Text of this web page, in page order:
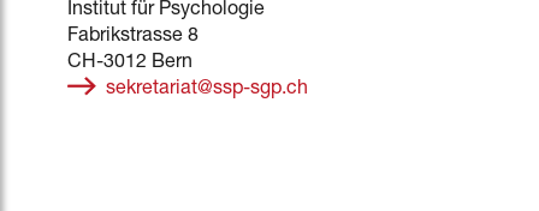
Institut für Psychologie
Fabrikstrasse 8
CH-3012 Bern
sekretariat@ssp-sgp.ch